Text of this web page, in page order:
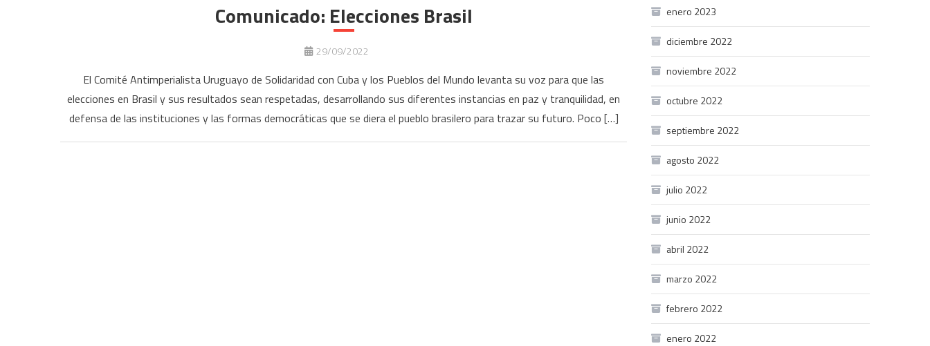
Comunicado: Elecciones Brasil
29/09/2022
El Comité Antimperialista Uruguayo de Solidaridad con Cuba y los Pueblos del Mundo levanta su voz para que las
elecciones en Brasil y sus resultados sean respetadas, desarrollando sus diferentes instancias en paz y tranquilidad, en
defensa de las instituciones y las formas democráticas que se diera el pueblo brasilero para trazar su futuro. Poco […]
enero 2023
diciembre 2022
noviembre 2022
octubre 2022
septiembre 2022
agosto 2022
julio 2022
junio 2022
abril 2022
marzo 2022
febrero 2022
enero 2022